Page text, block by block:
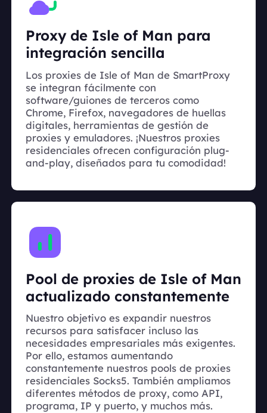
Proxy de Isle of Man para
integración sencilla
Los proxies de Isle of Man de SmartProxy
se integran fácilmente con
software/guiones de terceros como
Chrome, Firefox, navegadores de huellas
digitales, herramientas de gestión de
proxies y emuladores. ¡Nuestros proxies
residenciales ofrecen configuración plug-
and-play, diseñados para tu comodidad!
Pool de proxies de Isle of Man
actualizado constantemente
Nuestro objetivo es expandir nuestros
recursos para satisfacer incluso las
necesidades empresariales más exigentes.
Por ello, estamos aumentando
constantemente nuestros pools de proxies
residenciales Socks5. También ampliamos
diferentes métodos de proxy, como API,
programa, IP y puerto, y muchos más.